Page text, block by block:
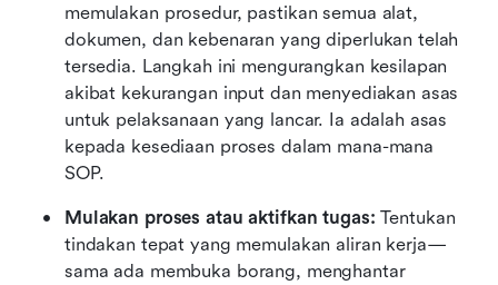
memulakan prosedur, pastikan semua alat,
dokumen, dan kebenaran yang diperlukan telah
tersedia. Langkah ini mengurangkan kesilapan
akibat kekurangan input dan menyediakan asas
untuk pelaksanaan yang lancar. Ia adalah asas
kepada kesediaan proses dalam mana-mana
SOP.
Mulakan proses atau aktifkan tugas: Tentukan
tindakan tepat yang memulakan aliran kerja—
sama ada membuka borang, menghantar